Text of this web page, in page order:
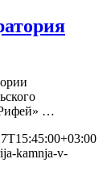
…
kamnja-v-